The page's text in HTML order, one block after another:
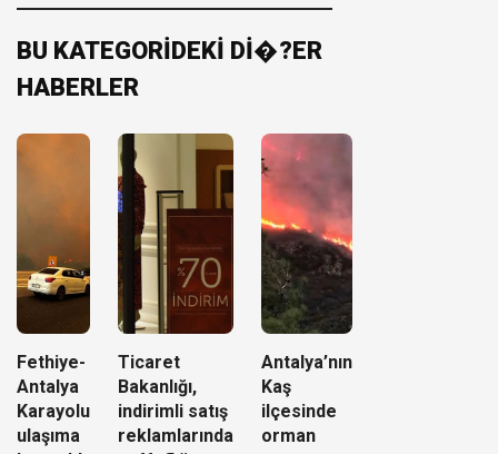
BU KATEGORİDEKİ Dİ�?ER
HABERLER
Fethiye-
Antalya
Karayolu
ulaşıma
Ticaret
Bakanlığı,
indirimli satış
reklamlarında
Antalya’nın
Kaş
ilçesinde
orman